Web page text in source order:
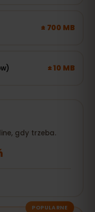
± 700 MB
± 10 MB
gdy trzeba.
POPULARNE